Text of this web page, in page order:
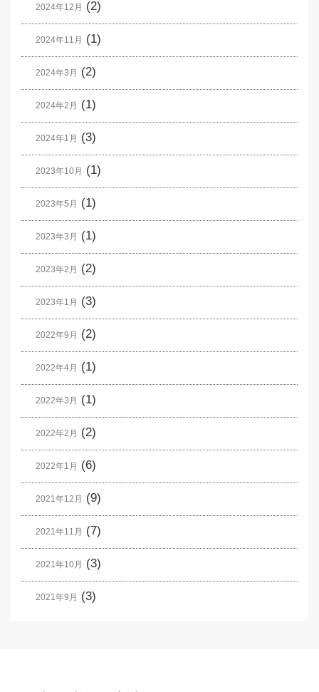
2024年12月 (2)
2024年11月 (1)
2024年3月 (2)
2024年2月 (1)
2024年1月 (3)
2023年10月 (1)
2023年5月 (1)
2023年3月 (1)
2023年2月 (2)
2023年1月 (3)
2022年9月 (2)
2022年4月 (1)
2022年3月 (1)
2022年2月 (2)
2022年1月 (6)
2021年12月 (9)
2021年11月 (7)
2021年10月 (3)
2021年9月 (3)